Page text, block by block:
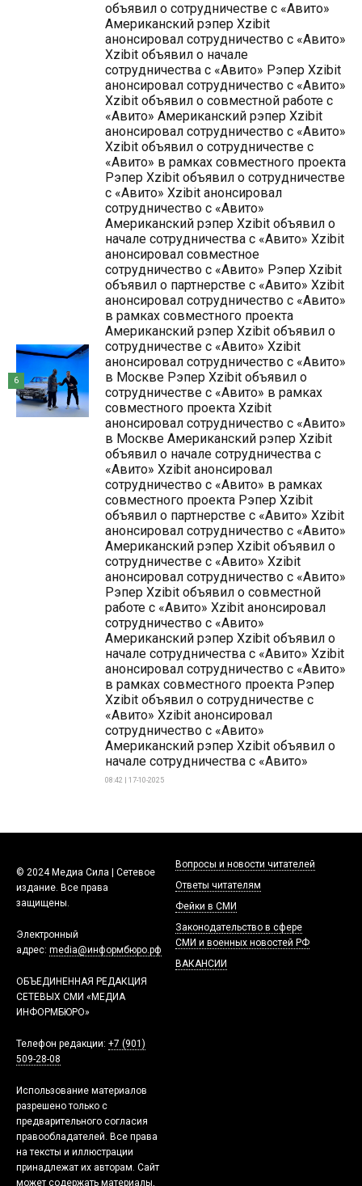
объявил о сотрудничестве с «Авито»
Американский рэпер Xzibit
анонсировал сотрудничество с «Авито»
Xzibit объявил о начале
сотрудничества с «Авито» Рэпер Xzibit
анонсировал сотрудничество с «Авито»
Xzibit объявил о совместной работе с
«Авито» Американский рэпер Xzibit
анонсировал сотрудничество с «Авито»
Xzibit объявил о сотрудничестве с
«Авито» в рамках совместного проекта
Рэпер Xzibit объявил о сотрудничестве
с «Авито» Xzibit анонсировал
сотрудничество с «Авито»
Американский рэпер Xzibit объявил о
начале сотрудничества с «Авито» Xzibit
анонсировал совместное
сотрудничество с «Авито» Рэпер Xzibit
объявил о партнерстве с «Авито» Xzibit
анонсировал сотрудничество с «Авито»
в рамках совместного проекта
Американский рэпер Xzibit объявил о
сотрудничестве с «Авито» Xzibit
анонсировал сотрудничество с «Авито»
в Москве Рэпер Xzibit объявил о
сотрудничестве с «Авито» в рамках
совместного проекта Xzibit
анонсировал сотрудничество с «Авито»
в Москве Американский рэпер Xzibit
объявил о начале сотрудничества с
«Авито» Xzibit анонсировал
сотрудничество с «Авито» в рамках
совместного проекта Рэпер Xzibit
объявил о партнерстве с «Авито» Xzibit
анонсировал сотрудничество с «Авито»
Американский рэпер Xzibit объявил о
сотрудничестве с «Авито» Xzibit
анонсировал сотрудничество с «Авито»
Рэпер Xzibit объявил о совместной
работе с «Авито» Xzibit анонсировал
сотрудничество с «Авито»
Американский рэпер Xzibit объявил о
начале сотрудничества с «Авито» Xzibit
анонсировал сотрудничество с «Авито»
в рамках совместного проекта Рэпер
Xzibit объявил о сотрудничестве с
«Авито» Xzibit анонсировал
сотрудничество с «Авито»
Американский рэпер Xzibit объявил о
начале сотрудничества с «Авито»
08:42 | 17-10-2025
6
© 2024 Медиа Сила | Сетевое
издание. Все права
защищены.
Электронный
адрес: media@информбюро.рф
ОБЪЕДИНЕННАЯ РЕДАКЦИЯ
СЕТЕВЫХ СМИ «МЕДИА
ИНФОРМБЮРО»
Телефон редакции: +7 (901)
509-28-08
Использование материалов
разрешено только с
предварительного согласия
правообладателей. Все права
на тексты и иллюстрации
принадлежат их авторам. Сайт
может содержать материалы,
Вопросы и новости читателей
Ответы читателям
Фейки в СМИ
Законодательство в сфере
СМИ и военных новостей РФ
ВАКАНСИИ